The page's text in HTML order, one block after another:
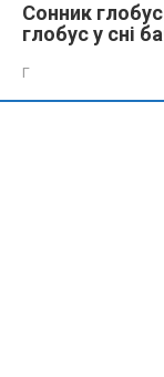
Сонник
глобус у сні
Г